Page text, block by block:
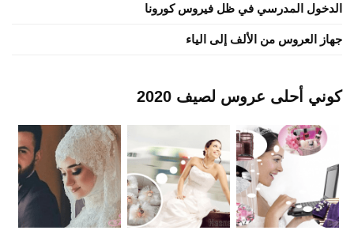
الدخول المدرسي في ظل فيروس كورونا
جهاز العروس من الألف إلى الياء
كوني أحلى عروس لصيف 2020